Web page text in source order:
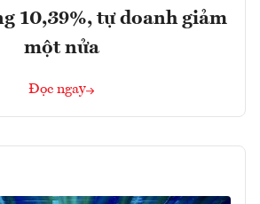
10,39%, tự doanh giảm
một nửa
Đọc ngay